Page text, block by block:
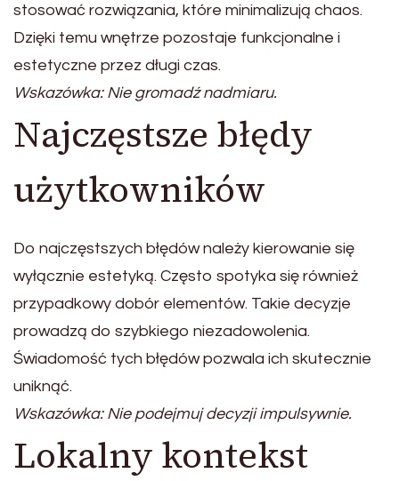
stosować rozwiązania, które minimalizują chaos.
Dzięki temu wnętrze pozostaje funkcjonalne i
estetyczne przez długi czas.
Wskazówka: Nie gromadź nadmiaru.
Najczęstsze błędy
użytkowników
Do najczęstszych błędów należy kierowanie się
wyłącznie estetyką. Często spotyka się również
przypadkowy dobór elementów. Takie decyzje
prowadzą do szybkiego niezadowolenia.
Świadomość tych błędów pozwala ich skutecznie
uniknąć.
Wskazówka: Nie podejmuj decyzji impulsywnie.
Lokalny kontekst